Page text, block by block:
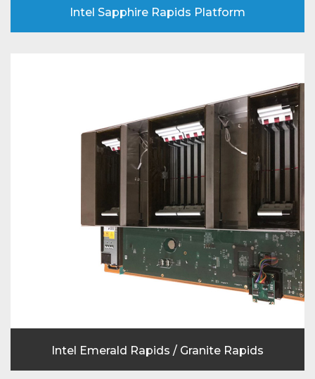
Intel Sapphire Rapids Platform
Intel Emerald Rapids / Granite Rapids